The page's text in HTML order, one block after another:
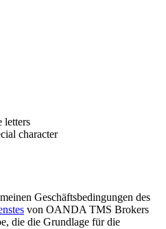
letters
character
Geschäftsbedingungen des
von OANDA TMS Brokers
die die Grundlage für die